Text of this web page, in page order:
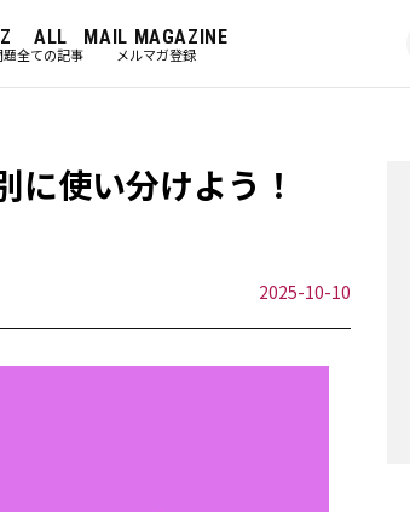
題
ALL
全ての記事
MAIL MAGAZINE
メルマガ登録
に使い分けよう！
2025-10-10